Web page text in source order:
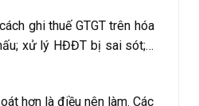
ghi thuế GTGT trên hóa
xử lý HĐĐT bị sai sót;…
hơn là điều nên làm. Các